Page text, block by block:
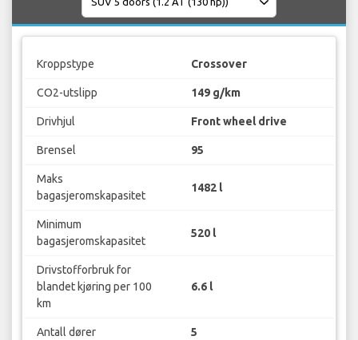
Kroppstype Crossover
CO2-utslipp 149 g/km
Drivhjul Front wheel drive
Brensel 95
Maks
bagasjeromskapasitet
1482 l
Minimum
bagasjeromskapasitet
520 l
Drivstofforbruk for
blandet kjøring per 100
km
6.6 l
Antall dører 5